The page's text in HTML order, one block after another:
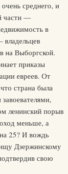
среднего, и
части —
в
владельцев
на Выборгской.
приказы
евреев. От
страна была
ленинский порыв
меньше, а
25? И вождь
Дзержинскому
свою